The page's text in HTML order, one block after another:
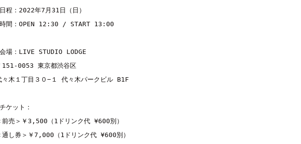
程：2022年7月31日（日）
間：OPEN 12:30 / START 13:00
場：LIVE STUDIO LODGE
151-0053 東京都渋谷区
々木１丁目３０−１ 代々木パークビル B1F
ケット：
前売＞￥3,500（1ドリンク代 ¥600別）
通し券＞￥7,000（1ドリンク代 ¥600別）